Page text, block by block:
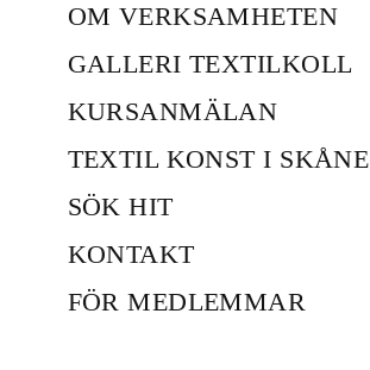
OM VERKSAMHETEN
GALLERI TEXTILKOLL
KURSANMÄLAN
TEXTIL KONST I SKÅNE
SÖK HIT
KONTAKT
FÖR MEDLEMMAR